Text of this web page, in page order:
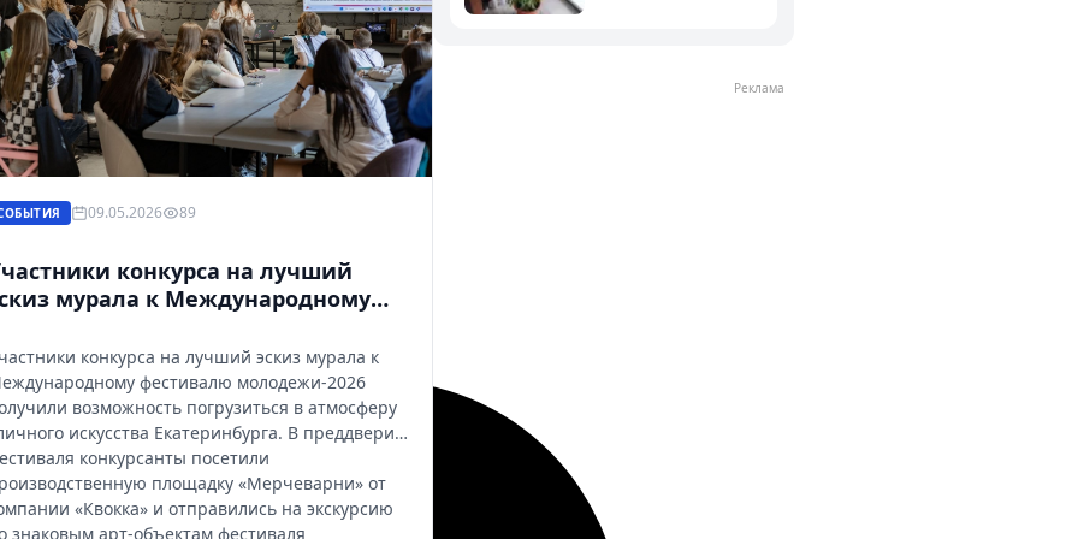
09.05.2026 89
конкурса на лучший
мурала к Международному
уличным искусством
конкурса на лучший эскиз мурала к
фестивалю молодежи-2026
возможность погрузиться в атмосферу
искусства Екатеринбурга. В преддверии
конкурсанты посетили
площадку «Мерчеварни» от
«Квокка» и отправились на экскурсию
знаковым арт‑объектам фестиваля
Реклама